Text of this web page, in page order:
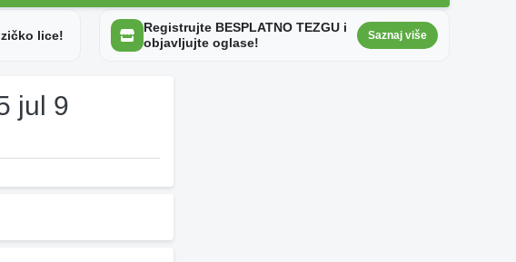
lice!
Registrujte BESPLATNO TEZGU i
objavljujte oglase!
Saznaj više
jul 9